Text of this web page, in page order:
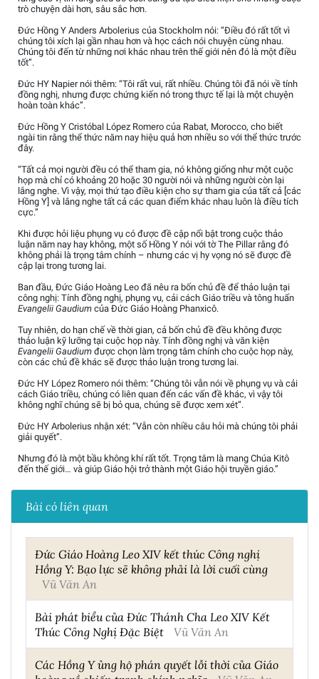
trò chuyện dài hơn, sâu sắc hơn.
Đức Hồng Y Anders Arbolerius của Stockholm nói: “Điều đó rất tốt vì
chúng tôi xích lại gần nhau hơn và học cách nói chuyện cùng nhau.
Chúng tôi đến từ những nơi khác nhau trên thế giới nên đó là một điều
tốt”.
Đức HY Napier nói thêm: “Tôi rất vui, rất nhiều. Chúng tôi đã nói về tính
đồng nghị, nhưng được chứng kiến nó trong thực tế lại là một chuyện
hoàn toàn khác”.
Đức Hồng Y Cristóbal López Romero của Rabat, Morocco, cho biết
ngài tin rằng thể thức năm nay hiệu quả hơn nhiều so với thể thức trước
đây.
“Tất cả mọi người đều có thể tham gia, nó không giống như một cuộc
họp mà chỉ có khoảng 20 hoặc 30 người nói và những người còn lại
lắng nghe. Vì vậy, mọi thứ tạo điều kiện cho sự tham gia của tất cả [các
Hồng Y] và lắng nghe tất cả các quan điểm khác nhau luôn là điều tích
cực.”
Khi được hỏi liệu phụng vụ có được đề cập nổi bật trong cuộc thảo
luận năm nay hay không, một số Hồng Y nói với tờ The Pillar rằng đó
không phải là trọng tâm chính – nhưng các vị hy vọng nó sẽ được đề
cập lại trong tương lai.
Ban đầu, Đức Giáo Hoàng Leo đã nêu ra bốn chủ đề để thảo luận tại
công nghị: Tính đồng nghị, phụng vụ, cải cách Giáo triều và tông huấn
Evangelii Gaudium của Đức Giáo Hoàng Phanxicô.
Tuy nhiên, do hạn chế về thời gian, cả bốn chủ đề đều không được
thảo luận kỹ lưỡng tại cuộc họp này. Tính đồng nghị và văn kiện
Evangelii Gaudium được chọn làm trọng tâm chính cho cuộc họp này,
còn các chủ đề khác sẽ được thảo luận trong tương lai.
Đức HY López Romero nói thêm: “Chúng tôi vẫn nói về phụng vụ và cải
cách Giáo triều, chúng có liên quan đến các vấn đề khác, vì vậy tôi
không nghĩ chúng sẽ bị bỏ qua, chúng sẽ được xem xét”.
Đức HY Arbolerius nhận xét: “Vẫn còn nhiều câu hỏi mà chúng tôi phải
giải quyết”.
Nhưng đó là một bầu không khí rất tốt. Trọng tâm là mang Chúa Kitô
đến thế giới… và giúp Giáo hội trở thành một Giáo hội truyền giáo.”
Bài có liên quan
Đức Giáo Hoàng Leo XIV kết thúc Công nghị
Hồng Y: Bạo lực sẽ không phải là lời cuối cùng
Vũ Văn An
Bài phát biểu của Đức Thánh Cha Leo XIV Kết
Thúc Công Nghị Đặc Biệt
Vũ Văn An
Các Hồng Y ủng hộ phán quyết lỗi thời của Giáo